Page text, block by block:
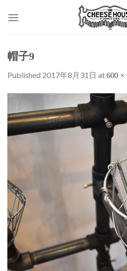
帽子9
Published 2017年8月31日 at600 ×